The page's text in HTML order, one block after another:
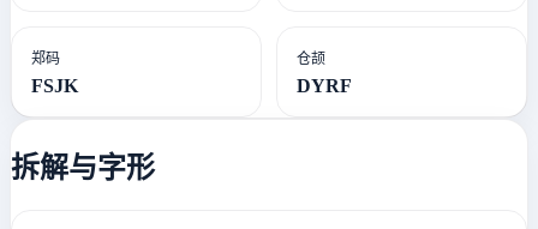
郑码
FSJK
仓颉
DYRF
拆解与字形